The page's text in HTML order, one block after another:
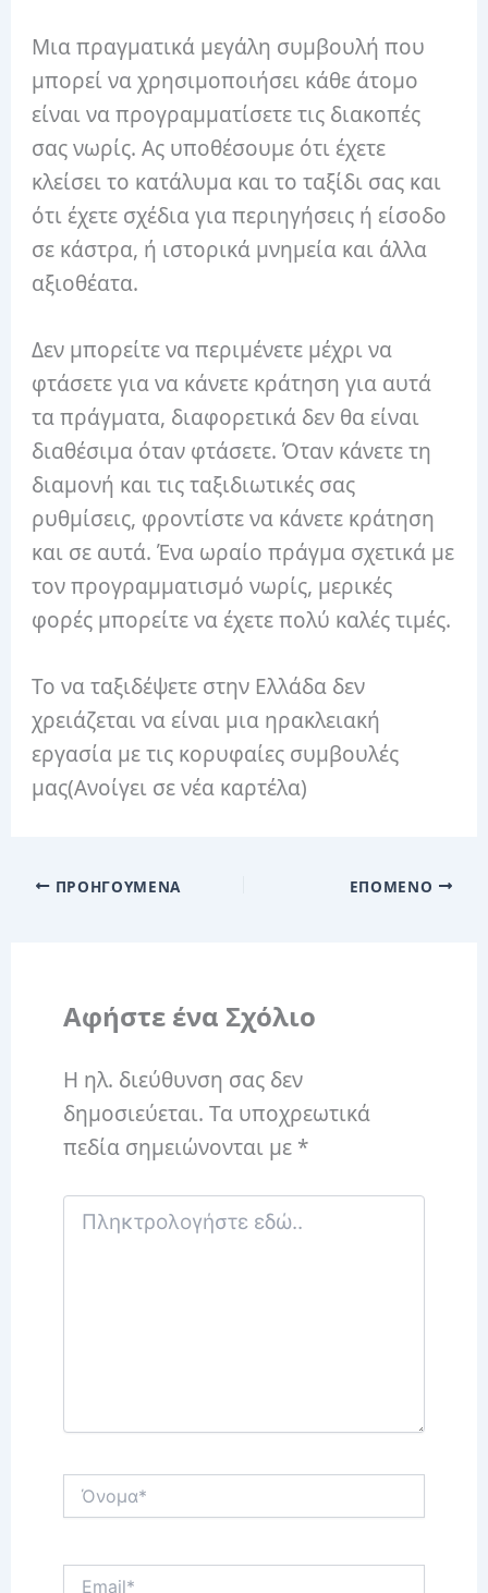
Μια πραγματικά μεγάλη συμβουλή που
μπορεί να χρησιμοποιήσει κάθε άτομο
είναι να προγραμματίσετε τις διακοπές
σας νωρίς. Ας υποθέσουμε ότι έχετε
κλείσει το κατάλυμα και το ταξίδι σας και
ότι έχετε σχέδια για περιηγήσεις ή είσοδο
σε κάστρα, ή ιστορικά μνημεία και άλλα
αξιοθέατα.
Δεν μπορείτε να περιμένετε μέχρι να
φτάσετε για να κάνετε κράτηση για αυτά
τα πράγματα, διαφορετικά δεν θα είναι
διαθέσιμα όταν φτάσετε. Όταν κάνετε τη
διαμονή και τις ταξιδιωτικές σας
ρυθμίσεις, φροντίστε να κάνετε κράτηση
και σε αυτά. Ένα ωραίο πράγμα σχετικά με
τον προγραμματισμό νωρίς, μερικές
φορές μπορείτε να έχετε πολύ καλές τιμές.
Το να ταξιδέψετε στην Ελλάδα δεν
χρειάζεται να είναι μια ηρακλειακή
εργασία με τις κορυφαίες συμβουλές
μας(Ανοίγει σε νέα καρτέλα)
ΠΡΟΗΓΟΎΜΕΝΑ ΕΠΌΜΕΝΟ
Αφήστε ένα Σχόλιο
Η ηλ. διεύθυνση σας δεν
δημοσιεύεται. Τα υποχρεωτικά
πεδία σημειώνονται με *
Πληκτρολογήστε
εδώ..
Όνομα*